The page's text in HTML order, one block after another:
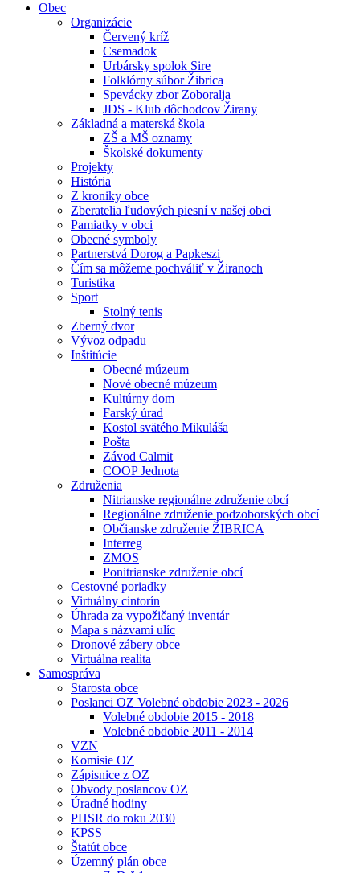
Obec
Organizácie
Červený kríž
Csemadok
Urbársky spolok Sire
Folklórny súbor Žibrica
Spevácky zbor Zoboralja
JDS - Klub dôchodcov Žirany
Základná a materská škola
ZŠ a MŠ oznamy
Školské dokumenty
Projekty
História
Z kroniky obce
Zberatelia ľudových piesní v našej obci
Pamiatky v obci
Obecné symboly
Partnerstvá Dorog a Papkeszi
Čím sa môžeme pochváliť v Žiranoch
Turistika
Sport
Stolný tenis
Zberný dvor
Vývoz odpadu
Inštitúcie
Obecné múzeum
Nové obecné múzeum
Kultúrny dom
Farský úrad
Kostol svätého Mikuláša
Pošta
Závod Calmit
COOP Jednota
Združenia
Nitrianske regionálne združenie obcí
Regionálne združenie podzoborských obcí
Občianske združenie ŽIBRICA
Interreg
ZMOS
Ponitrianske združenie obcí
Cestovné poriadky
Virtuálny cintorín
Úhrada za vypožičaný inventár
Mapa s názvami ulíc
Dronové zábery obce
Virtuálna realita
Samospráva
Starosta obce
Poslanci OZ Volebné obdobie 2023 - 2026
Volebné obdobie 2015 - 2018
Volebné obdobie 2011 - 2014
VZN
Komisie OZ
Zápisnice z OZ
Obvody poslancov OZ
Úradné hodiny
PHSR do roku 2030
KPSS
Štatút obce
Územný plán obce